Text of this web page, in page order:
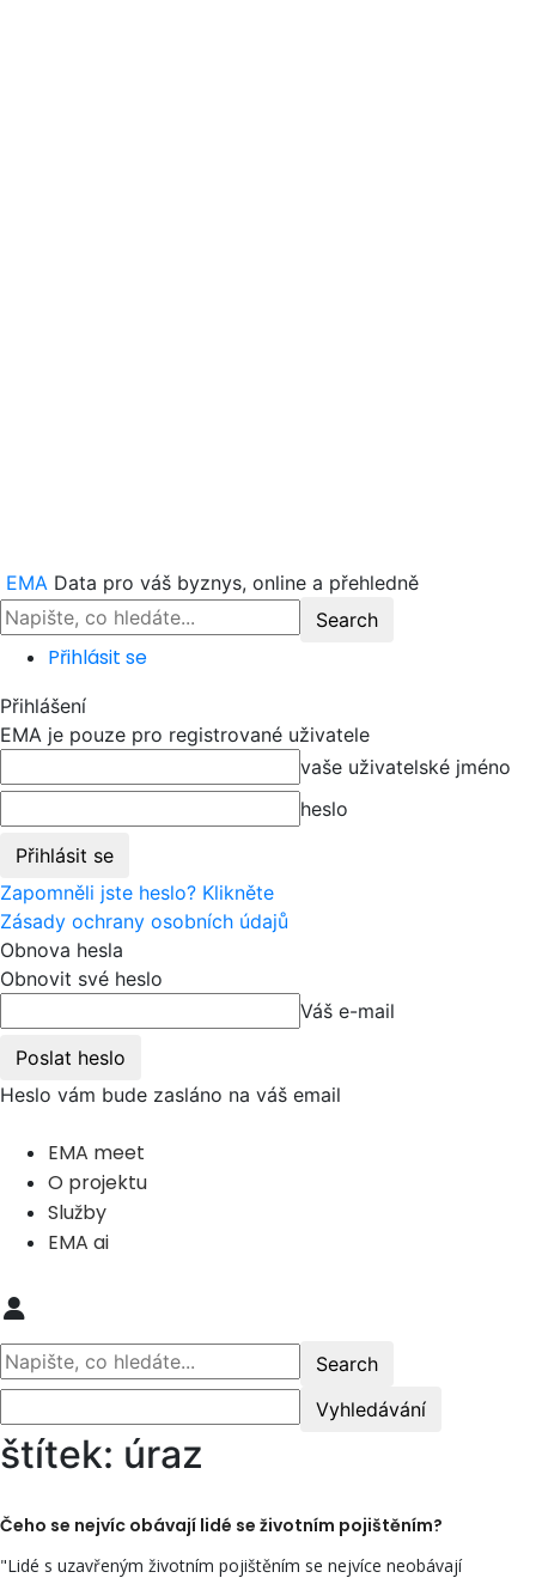
EMA Data pro váš byznys, online a přehledně
Přihlásit se
Přihlášení
EMA je pouze pro registrované uživatele
vaše uživatelské jméno
heslo
Zapomněli jste heslo? Klikněte
Zásady ochrany osobních údajů
Obnova hesla
Obnovit své heslo
Váš e-mail
Heslo vám bude zasláno na váš email
EMA meet
O projektu
Služby
EMA ai
štítek: úraz
Čeho se nejvíc obávají lidé se životním pojištěním?
"Lidé s uzavřeným životním pojištěním se nejvíce neobávají